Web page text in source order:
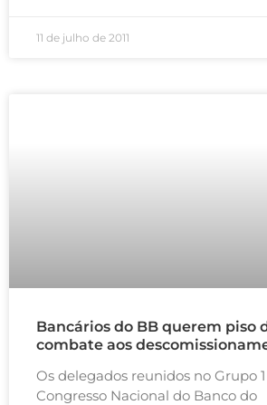
11 de julho de 2011
Bancários do BB querem piso
combate aos
Os delegados reunidos no Grupo 1
Congresso Nacional do Banco do